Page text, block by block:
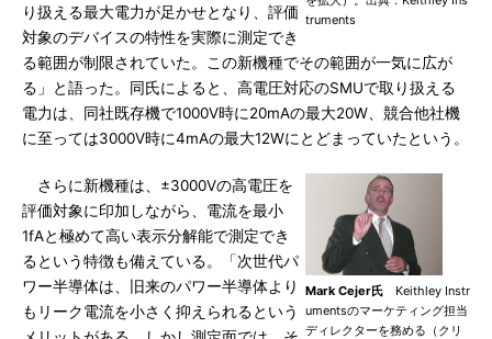
truments
り扱える最大電力が足かせとなり、評価
対象のデバイスの特性を実際に測定でき
る範囲が制限されていた。この新機種でその範囲が一気に広が
る」と語った。同氏によると、高電圧対応のSMUで取り扱える
電力は、同社既存機で1000V時に20mAの最大20W、競合他社機
に至っては3000V時に4mAの最大12Wにとどまっていたという。
Mark Cejer氏 Keithley Instr
umentsのマーケティング担当
ディレクターを務める（クリ
さらに新機種は、±3000Vの高電圧を
評価対象に印加しながら、電流を最小
1fAと極めて高い表示分解能で測定でき
るという特徴も備えている。「次世代パ
ワー半導体は、旧来のパワー半導体より
もリーク電流を小さく抑えられるという